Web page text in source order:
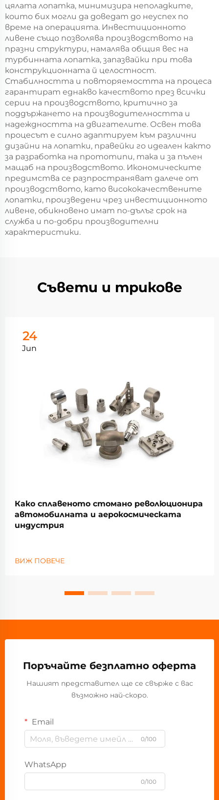
цялата лопатка, минимизира неполадките,
които бих могли да доведат до неуспех по
време на операцията. Инвестиционното
ливене също позволява производството на
празни структури, намалява общия вес на
турбинната лопатка, запазвайки при това
конструкционната й целостност.
Стабилността и повторяемостта на процеса
гарантират еднакво качеството през всички
серии на производството, критично за
поддържането на производителността и
надеждността на двигателите. Освен това
процесът е силно адаптируем към различни
дизайни на лопатки, правейки го идеален както
за разработка на прототипи, така и за пълен
мащаб на производството. Икономическите
предимства се разпространяват далече от
производството, като висококачествените
лопатки, произведени чрез инвестиционното
ливене, обикновено имат по-дълъг срок на
служба и по-добри производителни
характеристики.
Съвети и трикове
24
Jun
Како сплавеното стомано революционира
автомобилната и аерокосмическата
индустрия
ВИЖ ПОВЕЧЕ
Поръчайте безплатно оферта
Нашият представител ще се свърже с вас
възможно най-скоро.
Email
0/100
WhatsApp
0/100